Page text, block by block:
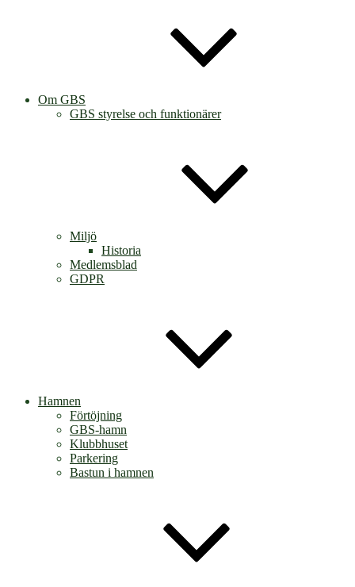
Om GBS
GBS styrelse och funktionärer
Miljö
Historia
Medlemsblad
GDPR
Hamnen
Förtöjning
GBS-hamn
Klubbhuset
Parkering
Bastun i hamnen